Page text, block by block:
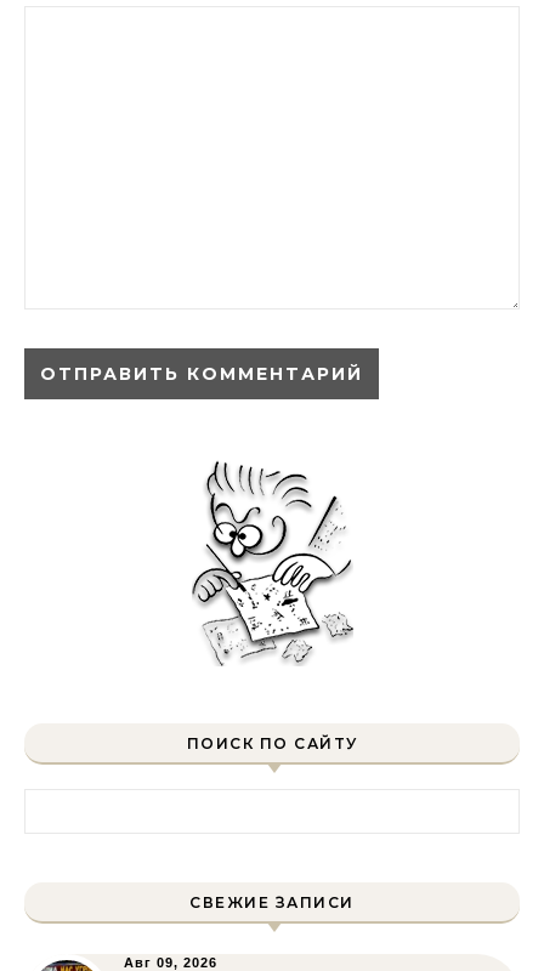
ПОИСК ПО САЙТУ
СВЕЖИЕ ЗАПИСИ
Авг 09, 2026